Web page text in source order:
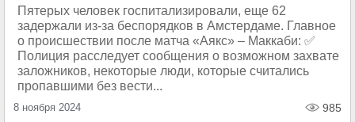
Пятерых человек госпитализировали, еще 62
задержали из-за беспорядков в Амстердаме. Главное
о происшествии после матча «Аякс» – Маккаби: ✅
Полиция расследует сообщения о возможном захвате
заложников, некоторые люди, которые считались
пропавшими без вести...
8 ноября 2024 985